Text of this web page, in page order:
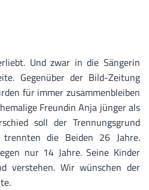
Und zwar in die Sängerin
Gegenüber der Bild-Zeitung
für immer zusammenbleiben
Freundin Anja jünger als
soll der Trennungsgrund
trennten die Beiden 26 Jahre.
nur 14 Jahre. Seine Kinder
verstehen. Wir wünschen der